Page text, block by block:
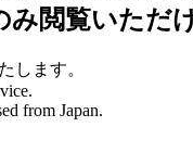
閲覧いただ
します。
from Japan.